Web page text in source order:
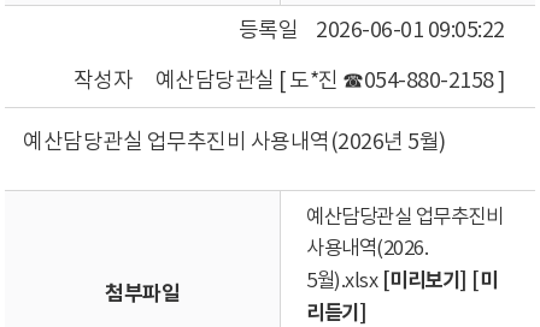
등록일
2026-06-01 09:05:22
작성자
예산담당관실 [ 도*진 ☎054-880-2158 ]
예산담당관실 업무추진비 사용내역(2026년 5월)
첨부파일
예산담당관실 업무추진비
사용내역(2026.
5월).xlsx [미리보기]
[미
리듣기]